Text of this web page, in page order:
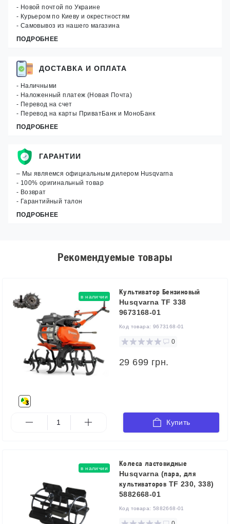
- Новой почтой по Украине
- Курьером по Киеву и окрестностям
- Самовывоз из нашего магазина
ПОДРОБНЕЕ
ДОСТАВКА И ОПЛАТА
- Наличными
- Наложенный платеж (Новая Почта)
- Перевод на счет
- Перевод на карты ПриватБанк и МоноБанк
ПОДРОБНЕЕ
ГАРАНТИИ
– Мы являемся официальным дилером Husqvarna
- 100% оригинальный товар
- Возврат
- Гарантийный талон
ПОДРОБНЕЕ
Рекомендуемые товары
в наличии
Культиватор Бензиновый
Husqvarna TF 338
9673168-01
Код товара: 9673168-01
0
29 699 грн.
Купить
в наличии
Колеса ластовидные
Husqvarna (пара, для
культиваторов TF 230, 338)
5882668-01
Код товара: 5882668-01